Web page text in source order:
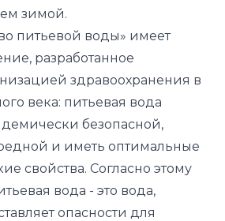
зимой.
питьевой воды» имеет
разработанное
здравоохранения в
века: питьевая вода
безопасной,
и иметь оптимальные
свойства. Согласно этому
вода - это вода,
опасности для